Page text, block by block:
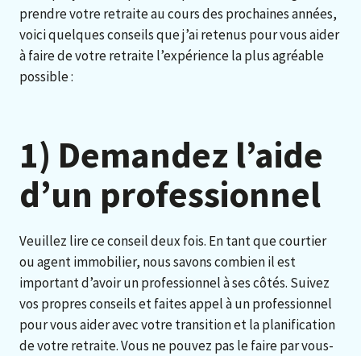
prendre votre retraite au cours des prochaines années,
voici quelques conseils que j’ai retenus pour vous aider
à faire de votre retraite l’expérience la plus agréable
possible :
1) Demandez l’aide
d’un professionnel
Veuillez lire ce conseil deux fois. En tant que courtier
ou agent immobilier, nous savons combien il est
important d’avoir un professionnel à ses côtés. Suivez
vos propres conseils et faites appel à un professionnel
pour vous aider avec votre transition et la planification
de votre retraite. Vous ne pouvez pas le faire par vous-